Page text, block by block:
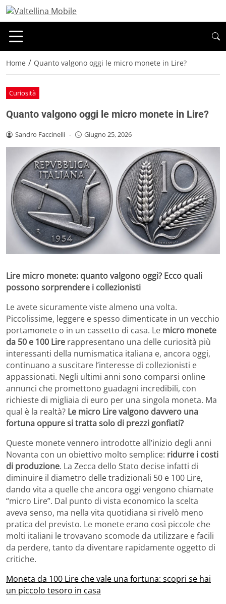
Home / Quanto valgono oggi le micro monete in Lire?
Curiosità
Quanto valgono oggi le micro monete in Lire?
Sandro Faccinelli - Giugno 25, 2026
Lire micro monete: quanto valgono oggi? Ecco quali
possono sorprendere i collezionisti
Le avete sicuramente viste almeno una volta.
Piccolissime, leggere e spesso dimenticate in un vecchio
portamonete o in un cassetto di casa. Le micro monete
da 50 e 100 Lire rappresentano una delle curiosità più
interessanti della numismatica italiana e, ancora oggi,
continuano a suscitare l’interesse di collezionisti e
appassionati. Negli ultimi anni sono comparsi online
annunci che promettono guadagni incredibili, con
richieste di migliaia di euro per una singola moneta. Ma
qual è la realtà? Le micro Lire valgono davvero una
fortuna oppure si tratta solo di prezzi gonfiati?
Queste monete vennero introdotte all’inizio degli anni
Novanta con un obiettivo molto semplice: ridurre i costi
di produzione. La Zecca dello Stato decise infatti di
diminuire il diametro delle tradizionali 50 e 100 Lire,
dando vita a quelle che ancora oggi vengono chiamate
“micro Lire”. Dal punto di vista economico la scelta
aveva senso, ma nella vita quotidiana si rivelò meno
pratica del previsto. Le monete erano così piccole che
molti italiani le trovavano scomode da utilizzare e facili
da perdere, tanto da diventare rapidamente oggetto di
critiche.
Moneta da 100 Lire che vale una fortuna: scopri se hai
un piccolo tesoro in casa